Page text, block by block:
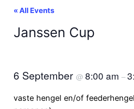
« All Events
Janssen Cup
6 September @ 8:00 am –
vaste hengel en/of